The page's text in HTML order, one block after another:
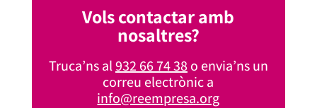
Vols contactar amb
nosaltres?
Truca’ns al932 66 74 38o envia’ns un
correu electrònic a
info@reempresa.org